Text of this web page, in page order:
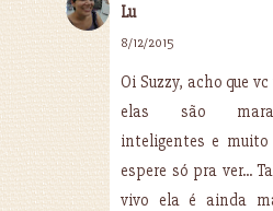
Lu
8/12/2015
Oi Suzzy, acho que
elas são
inteligentes e
espere só pra ver...
vivo ela é ainda